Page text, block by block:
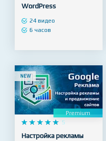
WordPress
24 видео
6 часов
NEW
Premium
    
     5
Настройка рекламы